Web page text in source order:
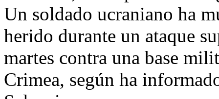
Un soldado ucraniano ha
herido durante un ataque
martes contra una base
Crimea, según ha